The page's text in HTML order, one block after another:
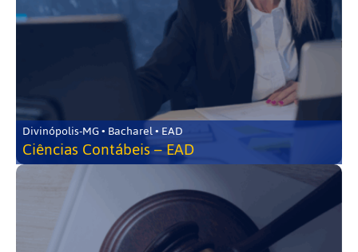
Divinópolis-MG • Bacharel • EAD
Ciências Contábeis – EAD